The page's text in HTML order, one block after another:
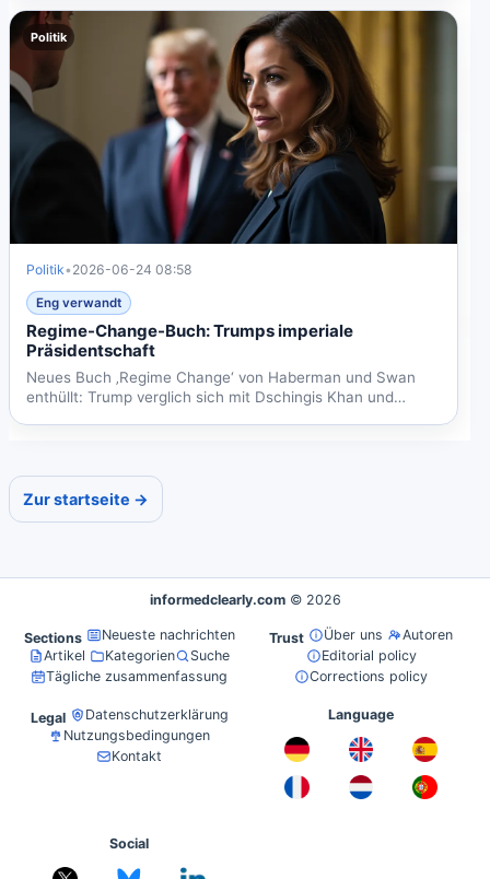
Politik
Politik• 2026-06-24 08:58
Eng verwandt
Regime-Change-Buch: Trumps imperiale
Präsidentschaft
Neues Buch ‚Regime Change‘ von Haberman und Swan
enthüllt: Trump verglich sich mit Dschingis Khan und
Zur startseite →
informedclearly.com © 2026
Sections
Neueste nachrichten
Artikel
Kategorien
Suche
Tägliche zusammenfassung
Trust Über uns
Autoren
Editorial policy
Corrections policy
Legal
Datenschutzerklärung
Nutzungsbedingungen
Kontakt
Language
Social